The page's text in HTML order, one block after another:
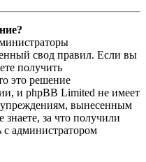
свод правил. Если вы
получить
это решение
и phpBB Limited не имеет
вынесенным
за что получили
с администратором